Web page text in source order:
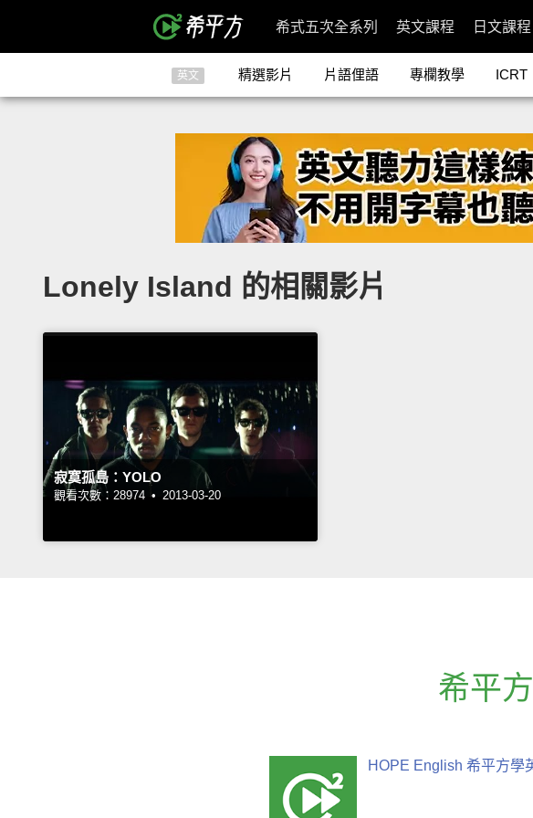
希式五次全系列 英文課程 日文課程
英文 精選影片 片語俚語 專欄教學 ICRT
Lonely Island 的相關影片
寂寞孤島：YOLO
觀看次數：28974 • 2013-03-20
希平方
HOPE English 希平方學